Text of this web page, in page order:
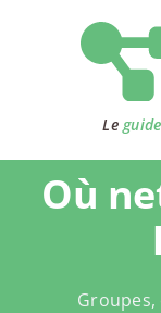
Le
Où